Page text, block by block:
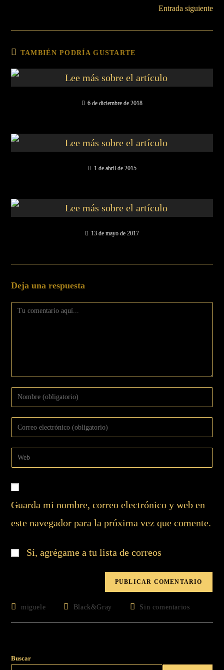
Entrada siguiente
TAMBIÉN PODRÍA GUSTARTE
6 de diciembre de 2018
1 de abril de 2015
13 de mayo de 2017
Deja una respuesta
Guarda mi nombre, correo electrónico y web en
este navegador para la próxima vez que comente.
Sí, agrégame a tu lista de correos
miguele Black&Gray Sin comentarios
Buscar